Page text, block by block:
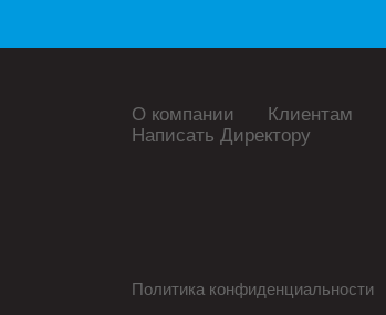
О компании Клиентам
Написать Директору
Политика конфиденциальности